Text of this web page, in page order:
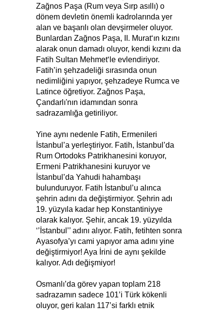
Zağnos Paşa (Rum veya Sırp asıllı) o
dönem devletin önemli kadrolarında yer
alan ve başarılı olan devşirmeler oluyor.
Bunlardan Zağnos Paşa, II. Murat‘ın kızını
alarak onun damadı oluyor, kendi kızını da
Fatih Sultan Mehmet‘le evlendiriyor.
Fatih’in şehzadeliği sırasında onun
nedimliğini yapıyor, şehzadeye Rumca ve
Latince öğretiyor. Zağnos Paşa,
Çandarlı'nın idamından sonra
sadrazamlığa getiriliyor.
Yine aynı nedenle Fatih, Ermenileri
İstanbul’a yerleştiriyor. Fatih, İstanbul’da
Rum Ortodoks Patrikhanesini koruyor,
Ermeni Patrikhanesini kuruyor ve
İstanbul’da Yahudi hahambaşı
bulunduruyor. Fatih İstanbul’u alınca
şehrin adını da değiştirmiyor. Şehrin adı
19. yüzyıla kadar hep Konstantiniyye
olarak kalıyor. Şehir, ancak 19. yüzyılda
‘’İstanbul’’ adını alıyor. Fatih, fetihten sonra
Ayasofya’yı cami yapıyor ama adını yine
değiştirmiyor! Aya İrini de aynı şekilde
kalıyor. Adı değişmiyor!
Osmanlı’da görev yapan toplam 218
sadrazamın sadece 101’i Türk kökenli
oluyor, geri kalan 117’si farklı etnik